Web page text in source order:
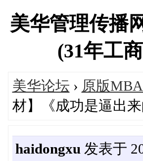
美华管理传播
(31年工
美华论坛 › 原版
材】《成功是逼出来
haidongxu 发表于